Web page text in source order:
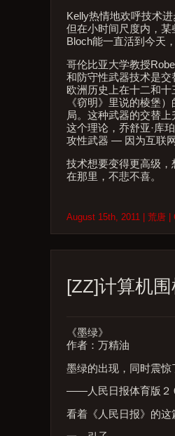
Kelly热情地欢呼技术
但在小时间尺度内，
Bloch能一直活到今天
哥伦比亚大学教授
和防守性武器技术是
欧洲历史上在十二和
《窃明》里说的棱堡
局。这种武器的交替
这个理论，乔舒亚·库
攻性武器 — 因为互联
技术想要变得更高级
在那里，不悲不喜。
August 15th, 2011 | 荒唐 |
[ZZ]计算机
《墨绿》
作者：万精油
墨绿的出现，同时震惊
——人民日报体育版２
看着《人民日报》的这